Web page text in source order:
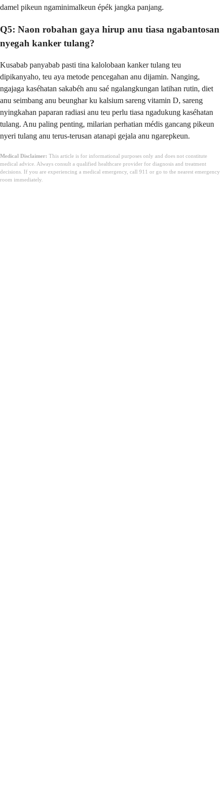
damel pikeun ngaminimalkeun épék jangka panjang.
Q5: Naon robahan gaya hirup anu tiasa ngabantosan
nyegah kanker tulang?
Kusabab panyabab pasti tina kalolobaan kanker tulang teu
dipikanyaho, teu aya metode pencegahan anu dijamin. Nanging,
ngajaga kaséhatan sakabéh anu saé ngalangkungan latihan rutin, diet
anu seimbang anu beunghar ku kalsium sareng vitamin D, sareng
nyingkahan paparan radiasi anu teu perlu tiasa ngadukung kaséhatan
tulang. Anu paling penting, milarian perhatian médis gancang pikeun
nyeri tulang anu terus-terusan atanapi gejala anu ngarepkeun.
Medical Disclaimer: This article is for informational purposes only and does not constitute
medical advice. Always consult a qualified healthcare provider for diagnosis and treatment
decisions. If you are experiencing a medical emergency, call 911 or go to the nearest emergency
room immediately.